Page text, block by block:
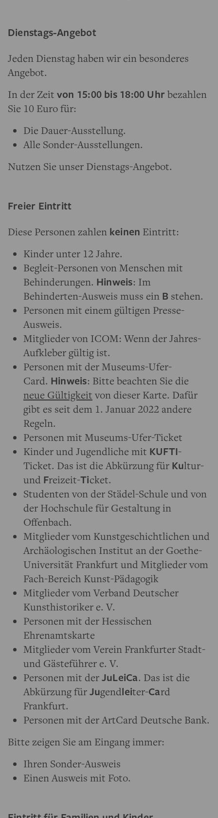
Dienstags-Angebot
Jeden Dienstag haben wir ein besonderes
Angebot.
In der Zeit von 15:00 bis 18:00 Uhr bezahlen
Sie 10 Euro für:
Die Dauer-Ausstellung.
Alle Sonder-Ausstellungen.
Nutzen Sie unser Dienstags-Angebot.
Freier Eintritt
Diese Personen zahlen keinen Eintritt:
Kinder unter 12 Jahre.
Begleit-Personen von Menschen mit
Behinderungen. Hinweis: Im
Behinderten-Ausweis muss ein B stehen.
Personen mit einem gültigen Presse-
Ausweis.
Mitglieder von ICOM: Wenn der Jahres-
Aufkleber gültig ist.
Personen mit der Museums-Ufer-
Card. Hinweis: Bitte beachten Sie die
neue Gültigkeitvon dieser Karte. Dafür
gibt es seit dem 1. Januar 2022 andere
Regeln.
Personen mit Museums-Ufer-Ticket
Kinder und Jugendliche mit KUFTI-
Ticket. Das ist die Abkürzung für Kultur-
und Freizeit-Ticket.
Studenten von der Städel-Schule und von
der Hochschule für Gestaltung in
Offenbach.
Mitglieder vom Kunstgeschichtlichen und
Archäologischen Institut an der Goethe-
Universität Frankfurt und Mitglieder vom
Fach-Bereich Kunst-Pädagogik
Mitglieder vom Verband Deutscher
Kunsthistoriker e. V.
Personen mit der Hessischen
Ehrenamtskarte
Mitglieder vom Verein Frankfurter Stadt-
und Gästeführer e. V.
Personen mit derJuLeiCa. Das ist die
Abkürzung fürJugendleiter-Card
Frankfurt.
Personen mit der ArtCard Deutsche Bank.
Bitte zeigen Sie am Eingang immer:
Ihren Sonder-Ausweis
Einen Ausweis mit Foto.